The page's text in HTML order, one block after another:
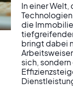
In einer
die
bringt dabei
sich,